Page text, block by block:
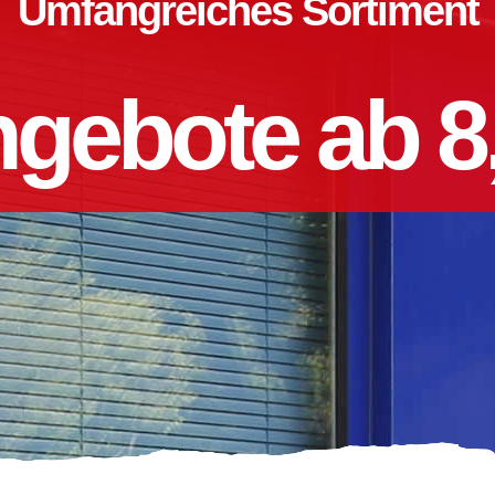
Umfangreiches Sortiment
ab